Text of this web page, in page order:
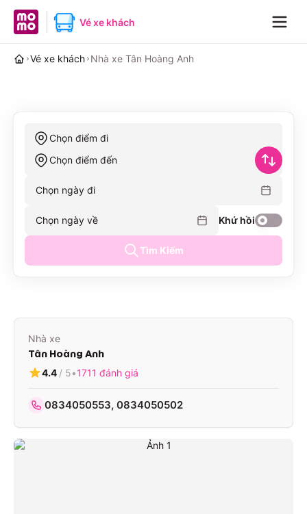
MoMo home pageVé xe khách
Vé xe khách Nhà xe Tân Hoàng Anh
Chọn điểm đi
Chọn điểm đến
Chọn ngày đi
Khứ hồi
Chọn ngày về
Tìm Kiếm
Nhà xe
Tân Hoàng Anh
4.4 / 5•1711 đánh giá
0834050553, 0834050502